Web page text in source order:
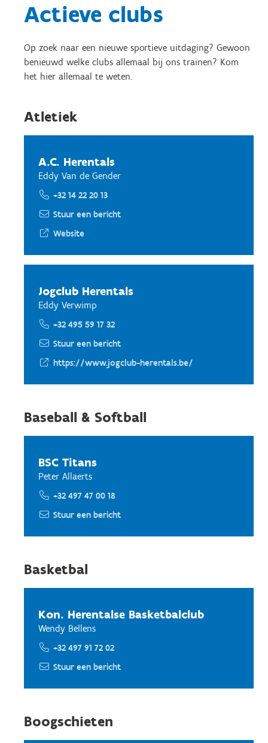
Actieve clubs
Op zoek naar een nieuwe sportieve uitdaging? Gewoon
benieuwd welke clubs allemaal bij ons trainen? Kom
het hier allemaal te weten.
Atletiek
A.C. Herentals
Eddy Van de Gender
+32 14 22 20 13
Stuur een bericht
Website
Jogclub Herentals
Eddy Verwimp
+32 495 59 17 32
Stuur een bericht
https://www.jogclub-herentals.be/
Baseball & Softball
BSC Titans
Peter Allaerts
+32 497 47 00 18
Stuur een bericht
Basketbal
Kon. Herentalse Basketbalclub
Wendy Bellens
+32 497 91 72 02
Stuur een bericht
Boogschieten